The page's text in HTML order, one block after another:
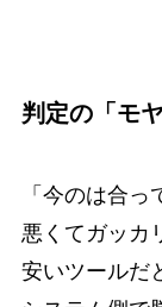
判定の「モ
「今のは合
悪くてガッカ
安いツールだ